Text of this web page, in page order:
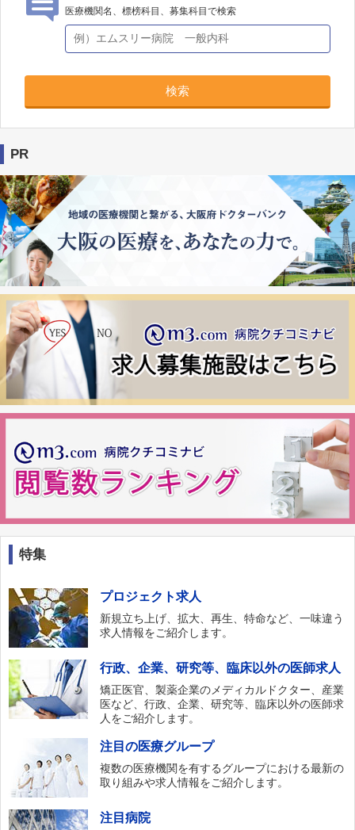
医療機関名、標榜科目、募集科目で検索
検索
PR
特集
プロジェクト求人
新規立ち上げ、拡大、再生、特命など、一味違う
求人情報をご紹介します。
行政、企業、研究等、臨床以外の医師求人
矯正医官、製薬企業のメディカルドクター、産業
医など、行政、企業、研究等、臨床以外の医師求
人をご紹介します。
注目の医療グループ
複数の医療機関を有するグループにおける最新の
取り組みや求人情報をご紹介します。
注目病院